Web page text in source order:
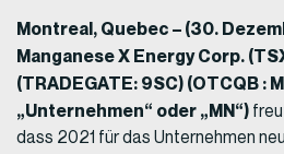
Montreal, Quebec – (30.
Manganese X Energy Corp.
(TRADEGATE: 9SC) (OTCQB :
„Unternehmen“ oder „MN“)
dass 2021 für das Unternehmen